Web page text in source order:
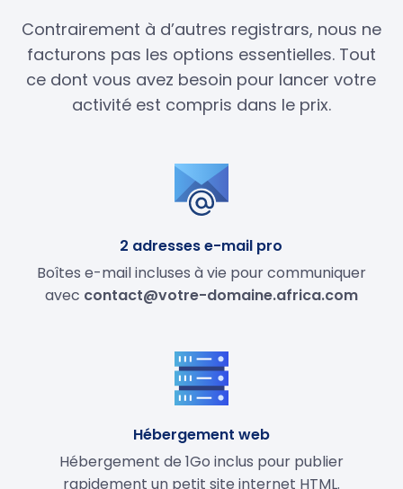
Contrairement à d’autres registrars, nous ne
facturons pas les options essentielles. Tout
ce dont vous avez besoin pour lancer votre
activité est compris dans le prix.
2 adresses e-mail pro
Boîtes e-mail incluses à vie pour communiquer
avec contact@votre-domaine.africa.com
Hébergement web
Hébergement de 1Go inclus pour publier
rapidement un petit site internet HTML.